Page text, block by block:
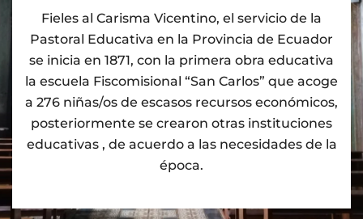
Fieles al Carisma Vicentino, el servicio de la
Pastoral Educativa en la Provincia de Ecuador
se inicia en 1871, con la primera obra educativa
la escuela Fiscomisional “San Carlos” que acoge
a 276 niñas/os de escasos recursos económicos,
posteriormente se crearon otras instituciones
educativas , de acuerdo a las necesidades de la
época.